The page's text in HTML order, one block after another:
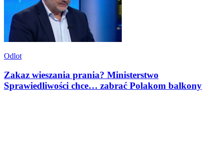
Odlot
Zakaz wieszania prania? Ministerstwo
Sprawiedliwości chce… zabrać Polakom balkony